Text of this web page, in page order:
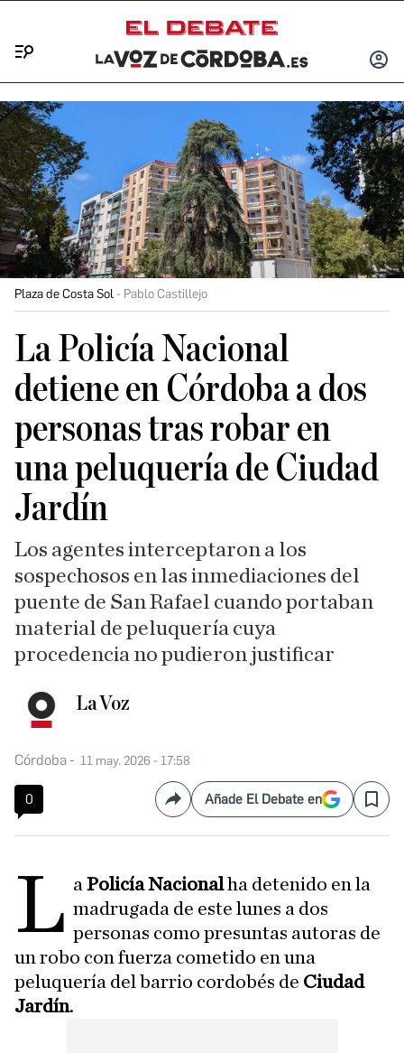
INICIAR
Plaza de Costa Sol Pablo Castillejo
La Policía Nacional
detiene en Córdoba a dos
personas tras robar en
una peluquería de Ciudad
Jardín
Los agentes interceptaron a los
sospechosos en las inmediaciones del
puente de San Rafael cuando portaban
material de peluquería cuya
procedencia no pudieron justificar
La Voz
Córdoba 11 may. 2026 - 17:58
0 CompartirAñade El Debate en Save
L aPolicía Nacionalha detenido en la
madrugada de este lunes a dos
personas como presuntas autoras de
un robo con fuerza cometido en una
peluquería del barrio cordobés de Ciudad
Jardín.